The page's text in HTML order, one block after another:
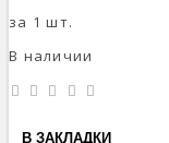
за 1 шт.
В наличии
В ЗАКЛАДКИ